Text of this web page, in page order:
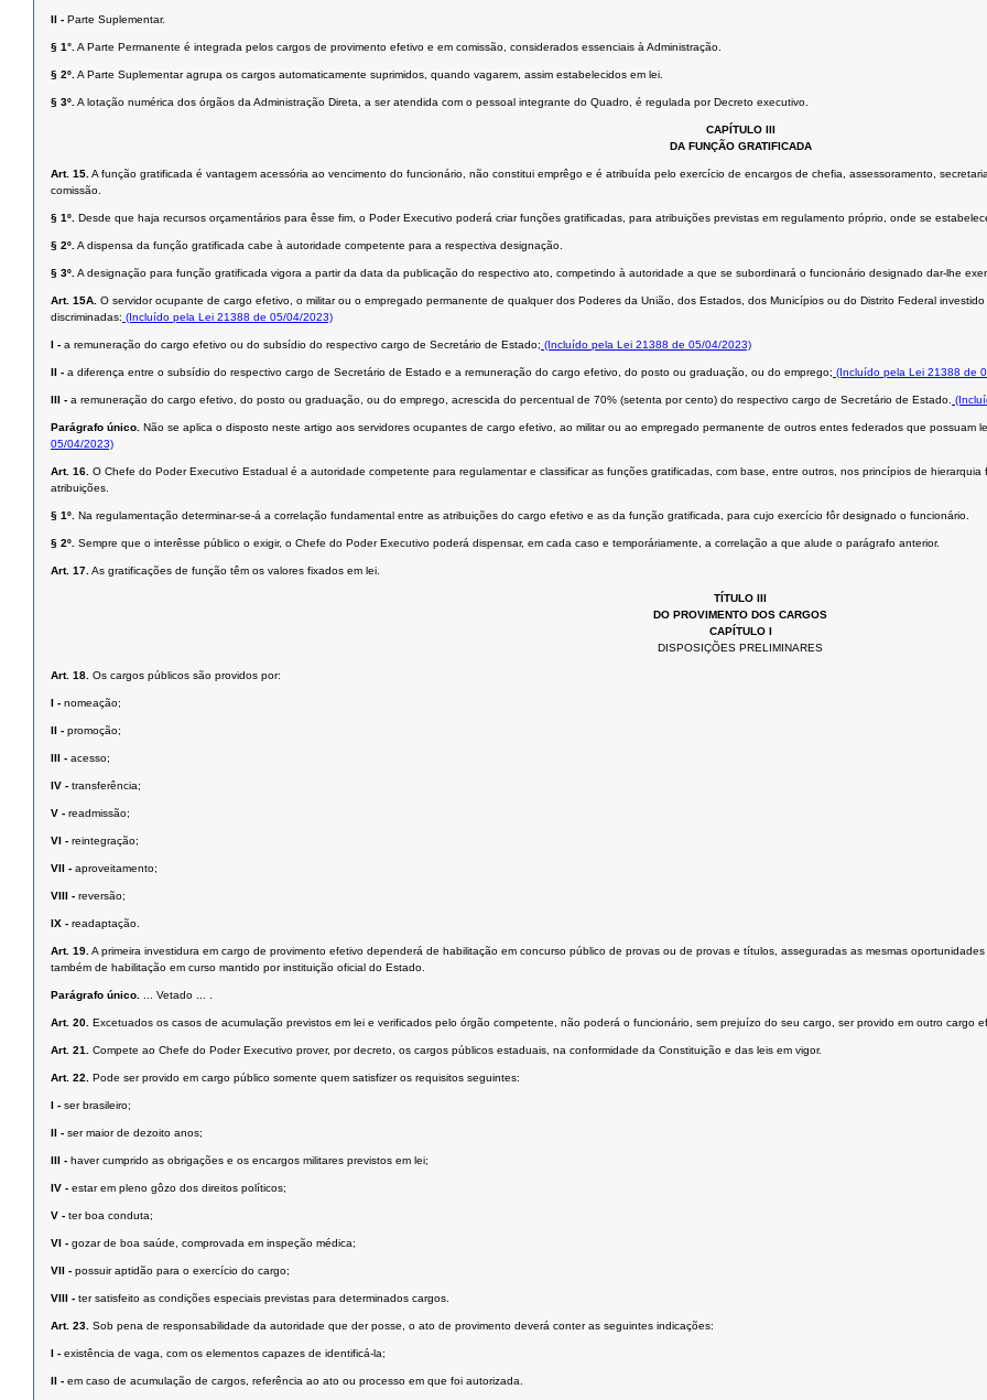
II - Parte Suplementar.
§ 1°. A Parte Permanente é integrada pelos cargos de provimento efetivo e em comissão, considerados essenciais à Administração.
§ 2º. A Parte Suplementar agrupa os cargos automaticamente suprimidos, quando vagarem, assim estabelecidos em lei.
§ 3º. A lotação numérica dos órgãos da Administração Direta, a ser atendida com o pessoal integrante do Quadro, é regulada por Decreto executivo.
CAPÍTULO III
DA FUNÇÃO GRATIFICADA
Art. 15. A função gratificada é vantagem acessória ao vencimento do funcionário, não constitui emprêgo e é atribuída pelo exercício de encargos de chefia, assessoramento,
comissão.
§ 1º. Desde que haja recursos orçamentários para êsse fim, o Poder Executivo poderá criar funções gratificadas, para atribuições previstas em regulamento próprio, onde se
§ 2º. A dispensa da função gratificada cabe à autoridade competente para a respectiva designação.
§ 3º. A designação para função gratificada vigora a partir da data da publicação do respectivo ato, competindo à autoridade a que se subordinará o funcionário designado dar-lhe
Art. 15A. O servidor ocupante de cargo efetivo, o militar ou o empregado permanente de qualquer dos Poderes da União, dos Estados, dos Municípios ou do Distrito Federal
discriminadas: (Incluído pela Lei 21388 de 05/04/2023)
I - a remuneração do cargo efetivo ou do subsídio do respectivo cargo de Secretário de Estado; (Incluído pela Lei 21388 de 05/04/2023)
II - a diferença entre o subsídio do respectivo cargo de Secretário de Estado e a remuneração do cargo efetivo, do posto ou graduação, ou do emprego; (Incluído pela Lei 21388 de
III - a remuneração do cargo efetivo, do posto ou graduação, ou do emprego, acrescida do percentual de 70% (setenta por cento) do respectivo cargo de Secretário de Estado.
Parágrafo único. Não se aplica o disposto neste artigo aos servidores ocupantes de cargo efetivo, ao militar ou ao empregado permanente de outros entes federados que possuam
05/04/2023)
Art. 16. O Chefe do Poder Executivo Estadual é a autoridade competente para regulamentar e classificar as funções gratificadas, com base, entre outros, nos princípios de
atribuições.
§ 1º. Na regulamentação determinar-se-á a correlação fundamental entre as atribuições do cargo efetivo e as da função gratificada, para cujo exercício fôr designado o funcionário.
§ 2º. Sempre que o interêsse público o exigir, o Chefe do Poder Executivo poderá dispensar, em cada caso e temporáriamente, a correlação a que alude o parágrafo anterior.
Art. 17. As gratificações de função têm os valores fixados em lei.
TÍTULO III
DO PROVIMENTO DOS CARGOS
CAPÍTULO I
DISPOSIÇÕES PRELIMINARES
Art. 18. Os cargos públicos são providos por:
I - nomeação;
II - promoção;
III - acesso;
IV - transferência;
V - readmissão;
VI - reintegração;
VII - aproveitamento;
VIII - reversão;
IX - readaptação.
Art. 19. A primeira investidura em cargo de provimento efetivo dependerá de habilitação em concurso público de provas ou de provas e títulos, asseguradas as mesmas
também de habilitação em curso mantido por instituição oficial do Estado.
Parágrafo único. ... Vetado ... .
Art. 20. Excetuados os casos de acumulação previstos em lei e verificados pelo órgão competente, não poderá o funcionário, sem prejuízo do seu cargo, ser provido em outro cargo
Art. 21. Compete ao Chefe do Poder Executivo prover, por decreto, os cargos públicos estaduais, na conformidade da Constituição e das leis em vigor.
Art. 22. Pode ser provido em cargo público somente quem satisfizer os requisitos seguintes:
I - ser brasileiro;
II - ser maior de dezoito anos;
III - haver cumprido as obrigações e os encargos militares previstos em lei;
IV - estar em pleno gôzo dos direitos políticos;
V - ter boa conduta;
VI - gozar de boa saúde, comprovada em inspeção médica;
VII - possuir aptidão para o exercício do cargo;
VIII - ter satisfeito as condições especiais previstas para determinados cargos.
Art. 23. Sob pena de responsabilidade da autoridade que der posse, o ato de provimento deverá conter as seguintes indicações:
I - existência de vaga, com os elementos capazes de identificá-la;
II - em caso de acumulação de cargos, referência ao ato ou processo em que foi autorizada.